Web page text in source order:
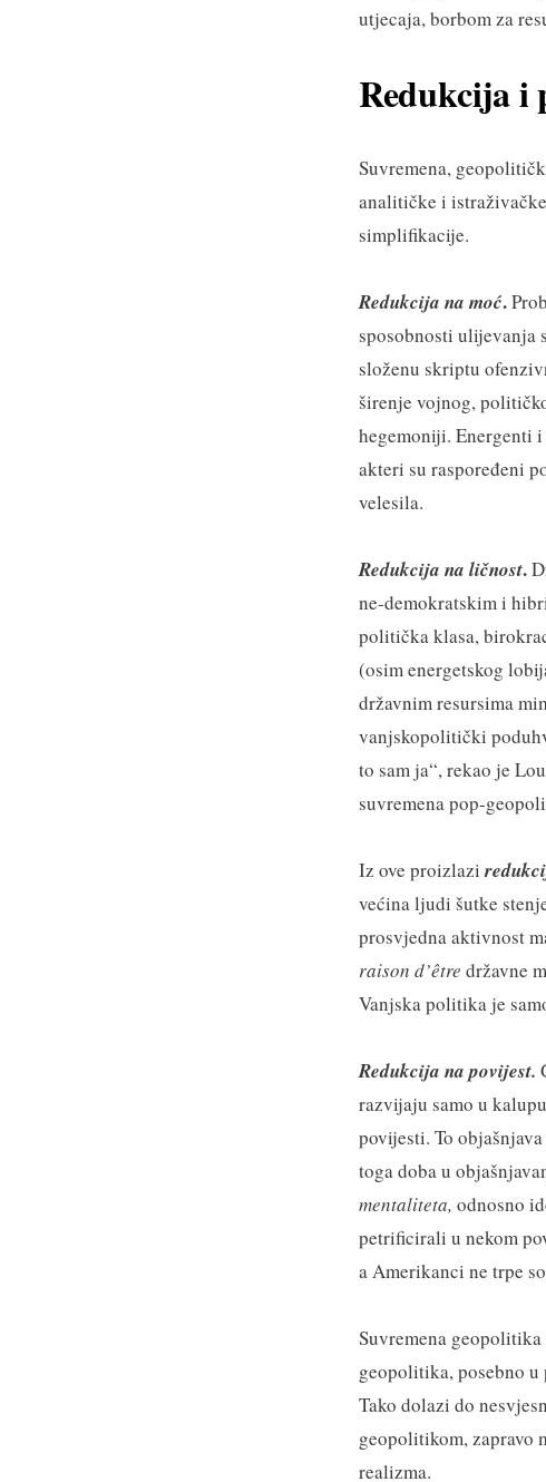
utjecaja, borbom za
Redukcija i
Suvremena,
analitičke i
simplifikacije.
Redukcija na moć.
sposobnosti ulijevanja
složenu skriptu
širenje vojnog,
hegemoniji. Energenti
akteri su raspoređeni
velesila.
Redukcija na ličnost.
ne-demokratskim i
politička klasa,
(osim energetskog
državnim resursima
vanjskopolitički
to sam ja“, rekao je
suvremena pop-
Iz ove proizlazi
većina ljudi šutke
prosvjedna aktivnost
raison d’être državne
Vanjska politika je
Redukcija na povijest.
razvijaju samo u
povijesti. To
toga doba u
mentaliteta, odnosno
petrificirali u nekom
a Amerikanci ne trpe
Suvremena
geopolitika, posebno
Tako dolazi do
geopolitikom, zapravo
realizma.